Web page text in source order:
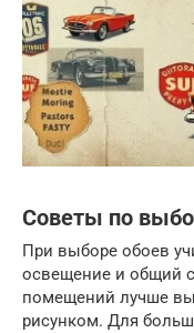
Советы по
При выборе обоев
освещение и общий
помещений лучше
рисунком. Для